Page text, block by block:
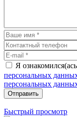
Я
персональных
персональных
Отправить
Быстрый просмотр